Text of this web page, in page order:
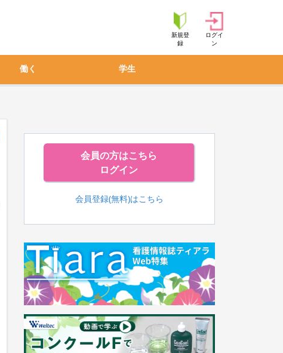
新規登
録
ログイ
ン
働く 学生
会員の方はこちら
ログイン
会員登録(無料)はこちら